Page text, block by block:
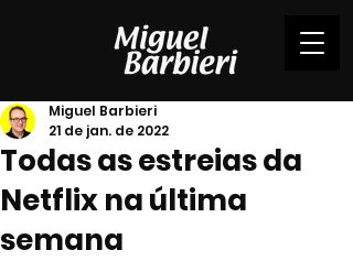
Todas as estreias da
Netflix na última
semana
Miguel Barbieri
21 de jan. de 2022